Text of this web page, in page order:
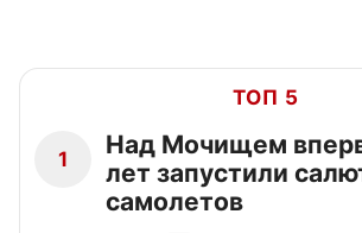
ТОП 5
1
Над Мочищем
лет запустили
самолетов